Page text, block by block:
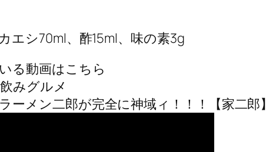
エシ70ml、酢15ml、味の素3g
る動画はこちら
みグルメ
ーメン二郎が完全に神域ィ！！！【家二郎】